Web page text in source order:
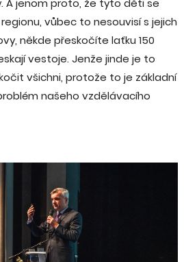
A jenom proto, že tyto děti se
vůbec to nesouvisí s jejich
někde přeskočíte laťku 150
vestoje. Jenže jinde je to
všichni, protože to je základní
našeho vzdělávacího